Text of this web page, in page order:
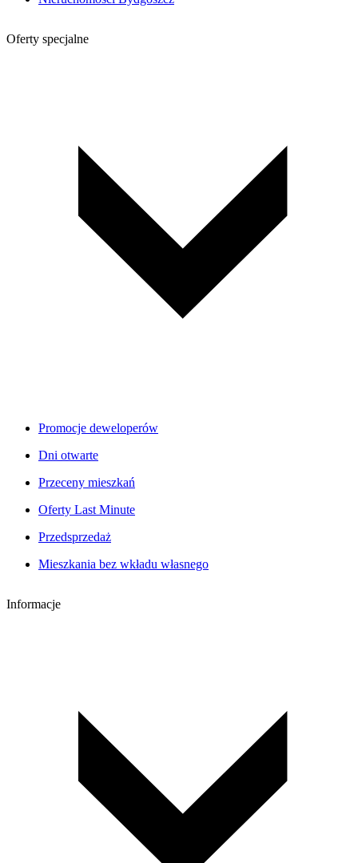
Oferty specjalne
Promocje deweloperów
Dni otwarte
Przeceny mieszkań
Oferty Last Minute
Przedsprzedaż
Mieszkania bez wkładu własnego
Informacje